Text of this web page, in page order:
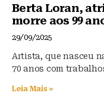
Berta Loran,
morre aos 99
29/09/2025
Artista, que nasceu
70 anos com
Leia Mais »